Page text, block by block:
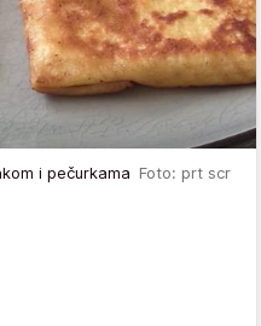
i pečurkama Foto: prt scr